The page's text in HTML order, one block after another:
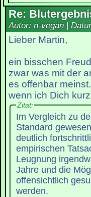
Re:
Autor: n-vegan |
Lieber Martin,
ein bisschen
zwar was mit der
es offenbar
wenn ich Dich
Zitat:
Im Vergleich zu
Standard
deutlich
empirischen
Leugnung
Jahre und die
offensichtlich
werden.